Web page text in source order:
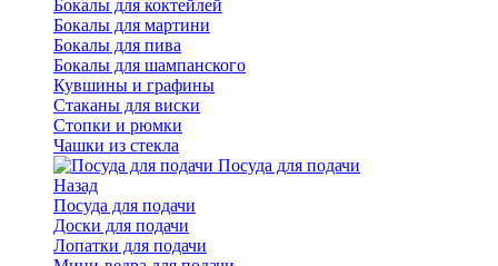
Бокалы для коктейлей
Бокалы для мартини
Бокалы для пива
Бокалы для шампанского
Кувшины и графины
Стаканы для виски
Стопки и рюмки
Чашки из стекла
Посуда для подачи
Назад
Посуда для подачи
Доски для подачи
Лопатки для подачи